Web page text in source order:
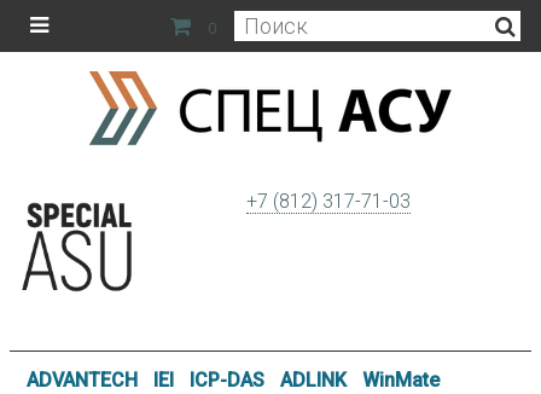
0
+7 (812) 317-71-03
ADVANTECH IEI ICP-DAS ADLINK
WinMate